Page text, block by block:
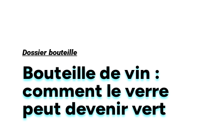
Dossier bouteille
Bouteille de vin :
comment le verre
peut devenir vert